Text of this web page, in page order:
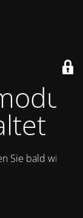
Sie bald wieder.